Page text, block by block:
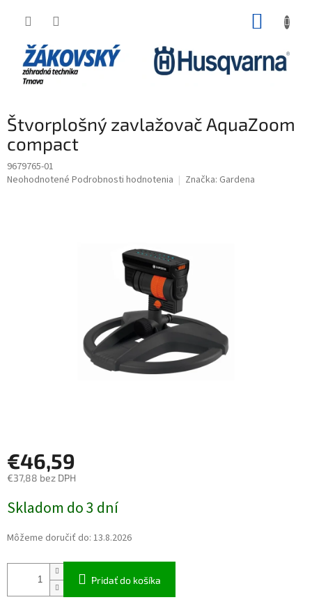
Štvorplošný zavlažovač AquaZoom
compact
9679765-01
Priemerné hodnotenie produktu je 0,0 z 5 hviezdičiek.
Neohodnotené Podrobnosti hodnotenia Značka: Gardena
€46,59
€37,88 bez DPH
Skladom do 3 dní
Môžeme doručiť do: 13.8.2026
Pridať do košíka